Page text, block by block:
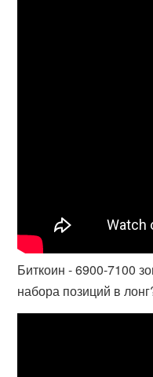
Биткоин - 6900-7100
набора позиций в